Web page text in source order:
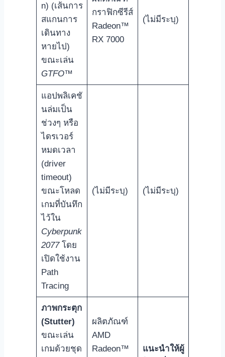
n) (เส้นการ
สแกนการ
เดินทาง
หายไป)
ขณะเล่น
GTFO™
กราฟิกซีรีส์
Radeon™
RX 7000
(ไม่มีระบุ)
แอปพลิเคชั
นล่มเป็น
ช่วงๆ หรือ
ไดรเวอร์
หมดเวลา
(driver
timeout)
ขณะโหลด
เกมที่บันทึก
ไว้ใน
Cyberpunk
2077โดย
เปิดใช้งาน
Path
Tracing
(ไม่มีระบุ) (ไม่มีระบุ)
ภาพกระตุก
(Stutter)
ขณะเล่น
เกมด้วยชุด
ผลิตภัณฑ์
AMD
Radeon™
แนะนำให้ผู้